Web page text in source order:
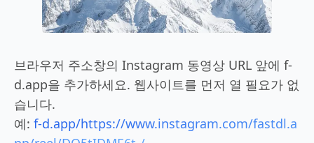
브라우저 주소창의 Instagram 동영상 URL 앞에 f-
d.app을 추가하세요. 웹사이트를 먼저 열 필요가 없
습니다.
예: f-d.app/https://www.instagram.com/fastdl.a